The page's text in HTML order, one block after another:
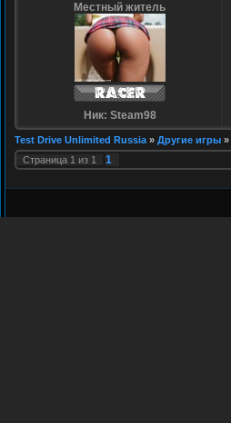
Местный житель
Ник: Steam98
Test Drive Unlimited Russia » Другие игры »
Страница 1 из 1 1